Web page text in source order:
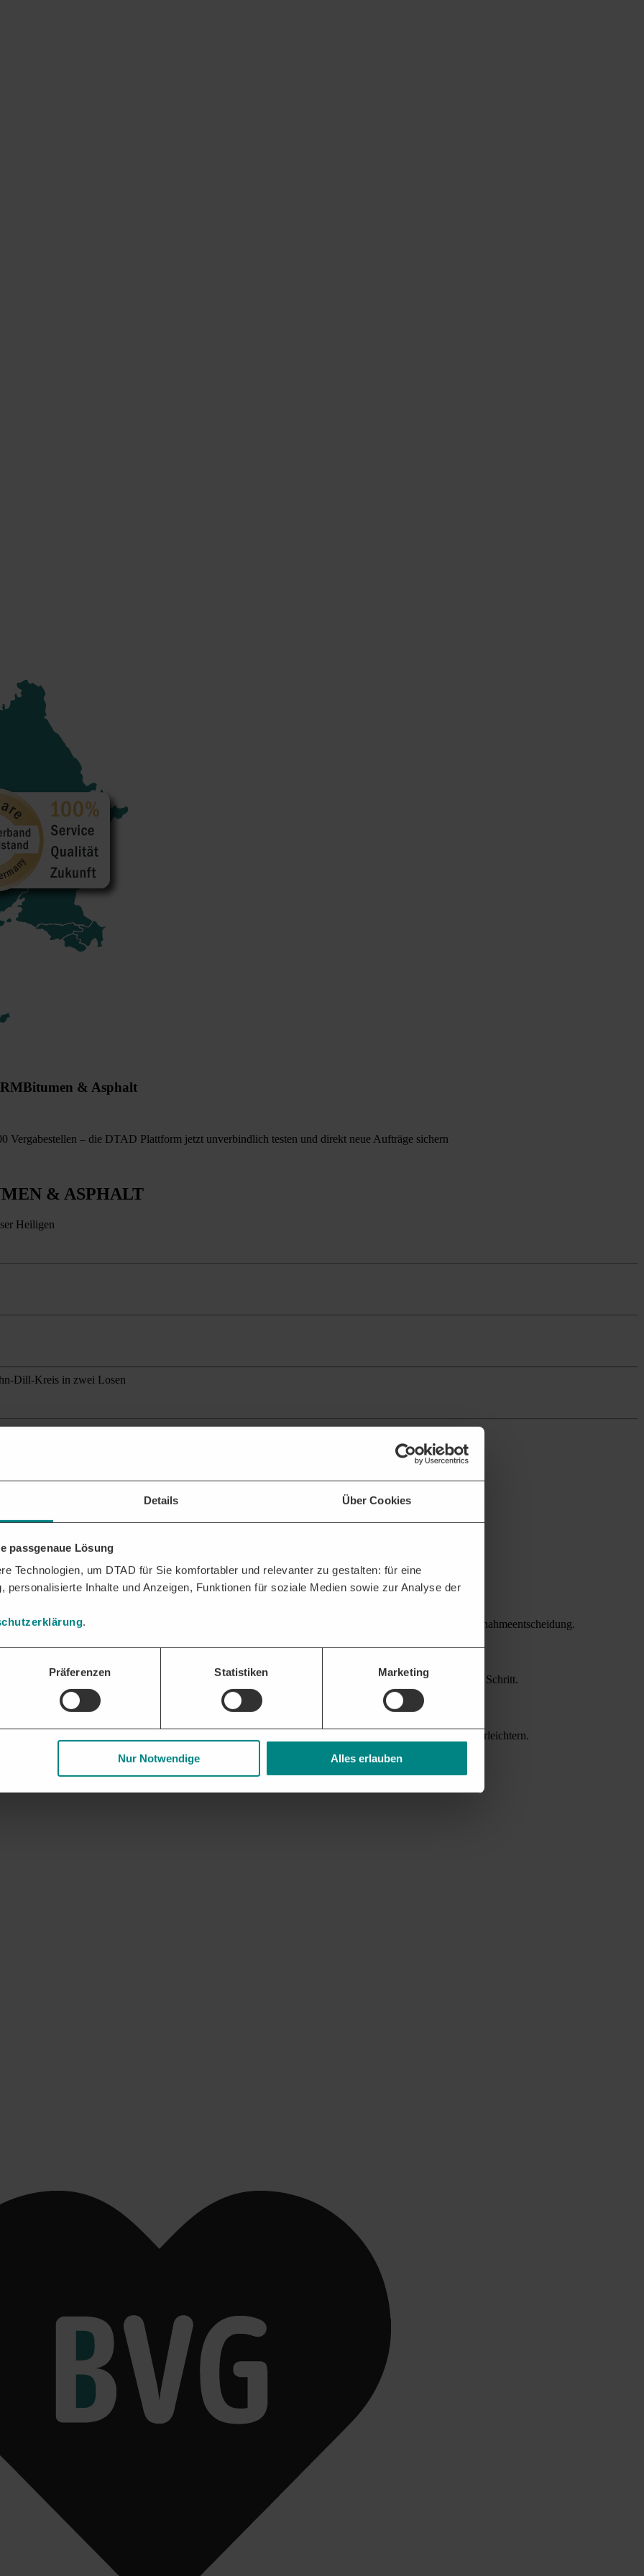
Details Über Cookies
passgenaue Lösung
Technologien, um DTAD für Sie komfortabler und relevanter zu gestalten: für eine
personalisierte Inhalte und Anzeigen, Funktionen für soziale Medien sowie zur Analyse der
.
Präferenzen Statistiken Marketing
Nur Notwendige Alles erlauben
Bitumen & Asphalt
Vergabestellen – die DTAD Plattform jetzt unverbindlich testen und direkt neue Aufträge sichern
& ASPHALT
Heiligen
Dill-Kreis in zwei Losen
dabei, das Beste aus der DTAD Plattform für Sie herauszuholen.
Bitumen & Asphalt erhalten. Analysen zu Vergabeverhalten und potenziellen Bietern erleichtern die Teilnahmeentscheidung.
und Nachweise bündeln und fristgerecht einreichen – die DTAD Plattform unterstützt Sie bei jedem Schritt.
Geschäftsbeziehungen. Frühzeitige Updates zu auslaufenden Rahmenverträgen helfen die Akquise zu erleichtern.